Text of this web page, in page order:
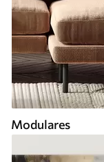
Modulares